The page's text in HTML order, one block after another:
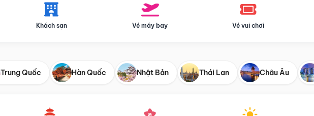
Khách sạn Vé máy bay Vé vui chơi
Trung Quốc Hàn Quốc Nhật Bản Thái Lan Châu Âu